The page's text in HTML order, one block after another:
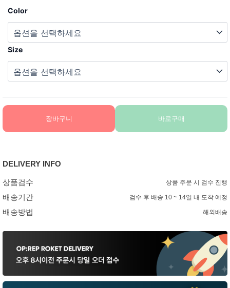
Color
Size
장바구니 바로구매
DELIVERY INFO
상품검수 상품 주문 시 검수 진행
배송기간 검수 후 배송 10 ~ 14일 내 도착 예정
배송방법 해외배송